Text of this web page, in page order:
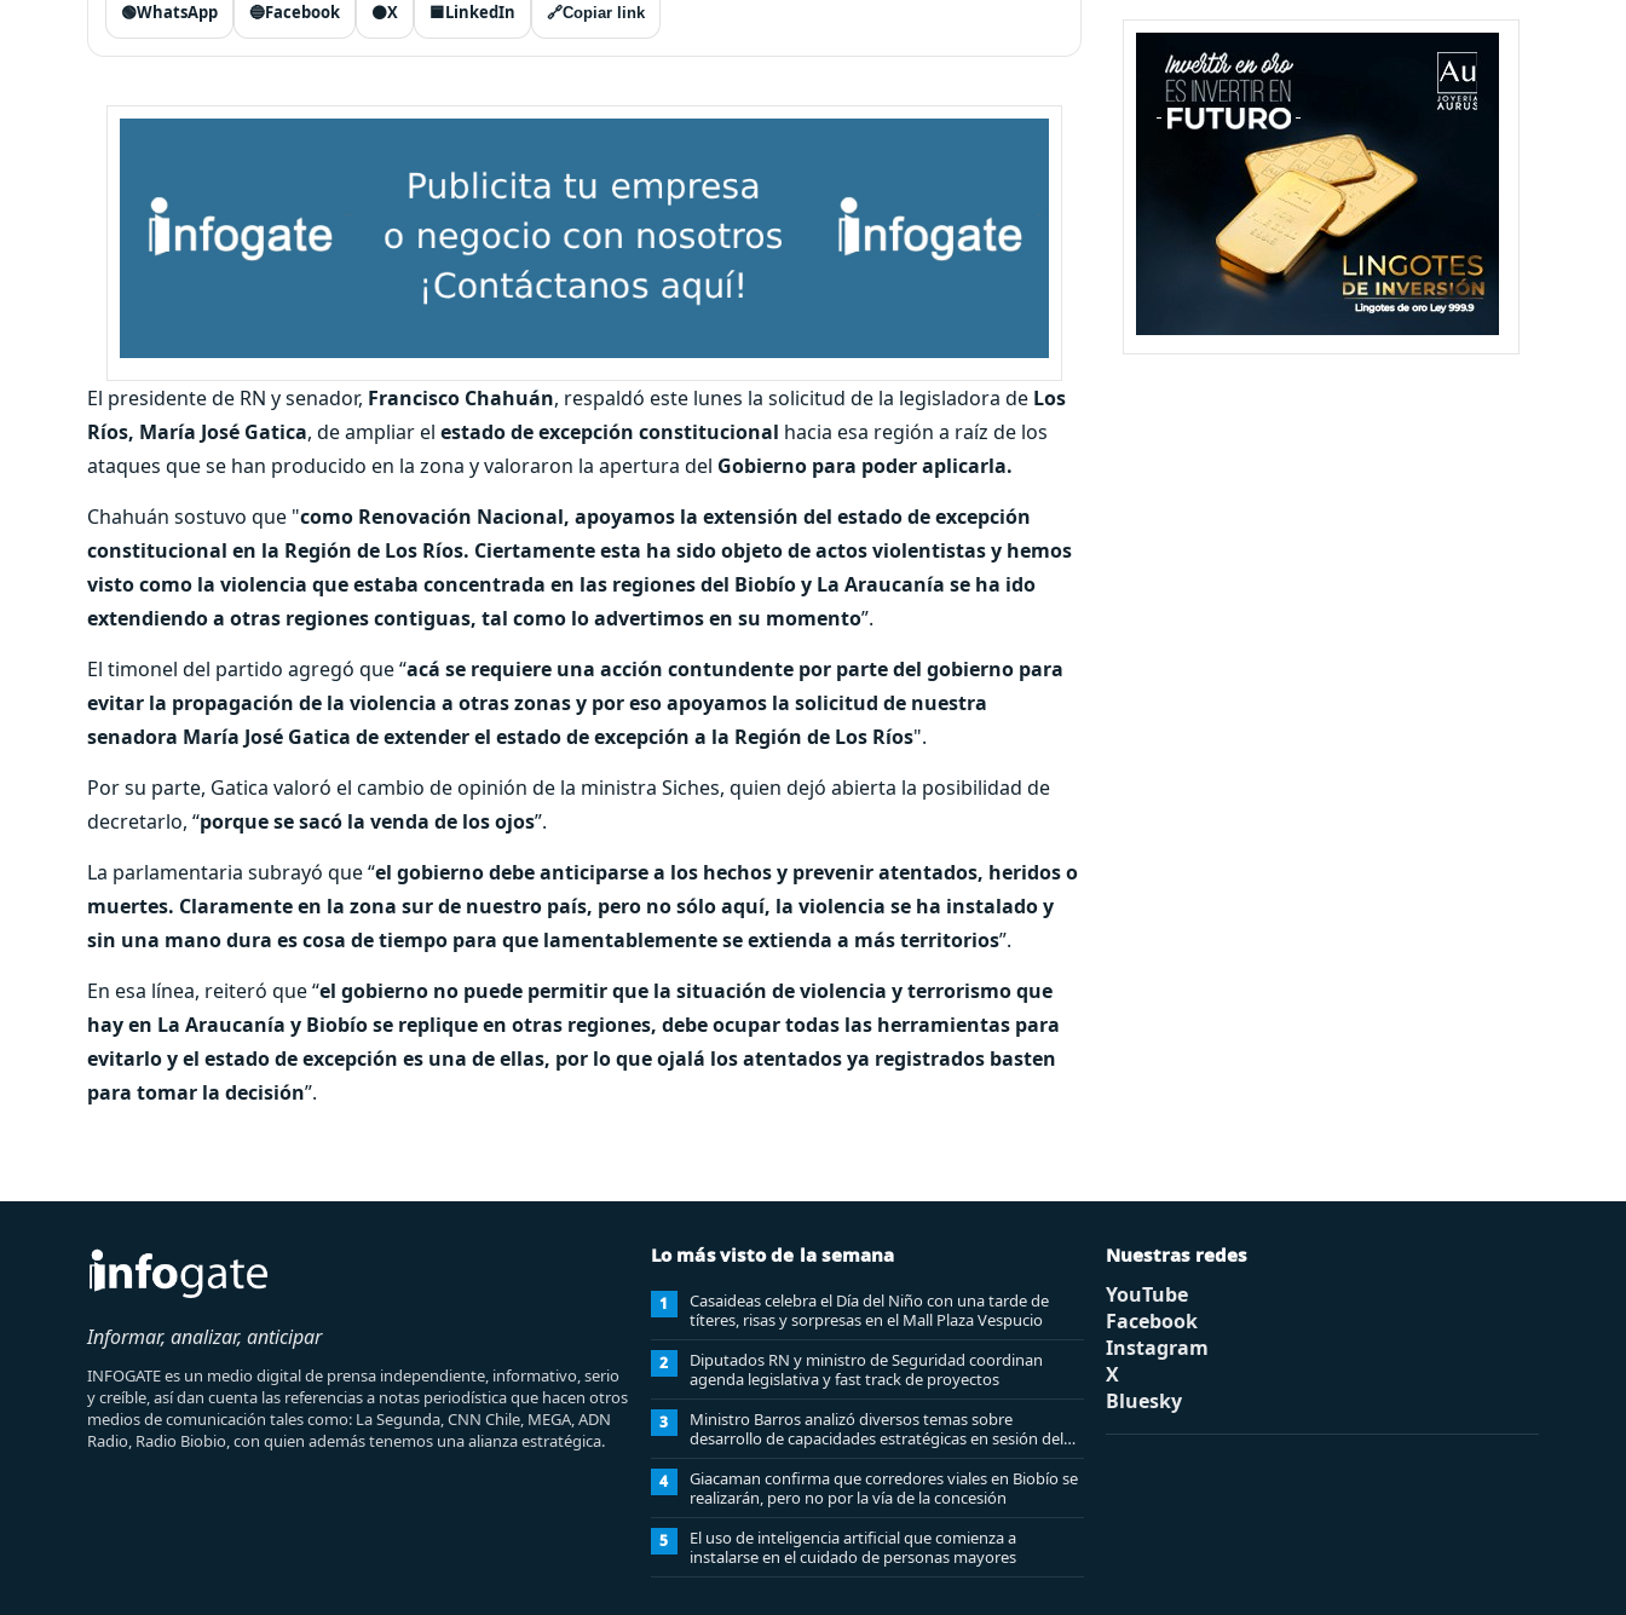
🟢WhatsApp 🔵Facebook ⚫X 🟦LinkedIn 🔗Copiar link
El presidente de RN y senador, Francisco Chahuán, respaldó este lunes la solicitud de la legisladora de Los
Ríos, María José Gatica, de ampliar el estado de excepción constitucional hacia esa región a raíz de los
ataques que se han producido en la zona y valoraron la apertura del Gobierno para poder aplicarla.
Chahuán sostuvo que "como Renovación Nacional, apoyamos la extensión del estado de excepción
constitucional en la Región de Los Ríos. Ciertamente esta ha sido objeto de actos violentistas y hemos
visto como la violencia que estaba concentrada en las regiones del Biobío y La Araucanía se ha ido
extendiendo a otras regiones contiguas, tal como lo advertimos en su momento”.
El timonel del partido agregó que “acá se requiere una acción contundente por parte del gobierno para
evitar la propagación de la violencia a otras zonas y por eso apoyamos la solicitud de nuestra
senadora María José Gatica de extender el estado de excepción a la Región de Los Ríos".
Por su parte, Gatica valoró el cambio de opinión de la ministra Siches, quien dejó abierta la posibilidad de
decretarlo, “porque se sacó la venda de los ojos”.
La parlamentaria subrayó que “el gobierno debe anticiparse a los hechos y prevenir atentados, heridos o
muertes. Claramente en la zona sur de nuestro país, pero no sólo aquí, la violencia se ha instalado y
sin una mano dura es cosa de tiempo para que lamentablemente se extienda a más territorios”.
En esa línea, reiteró que “el gobierno no puede permitir que la situación de violencia y terrorismo que
hay en La Araucanía y Biobío se replique en otras regiones, debe ocupar todas las herramientas para
evitarlo y el estado de excepción es una de ellas, por lo que ojalá los atentados ya registrados basten
para tomar la decisión”.
Informar, analizar, anticipar
INFOGATE es un medio digital de prensa independiente, informativo, serio
y creíble, así dan cuenta las referencias a notas periodística que hacen otros
medios de comunicación tales como: La Segunda, CNN Chile, MEGA, ADN
Radio, Radio Biobio, con quien además tenemos una alianza estratégica.
Lo más visto de la semana
1
Casaideas celebra el Día del Niño con una tarde de
títeres, risas y sorpresas en el Mall Plaza Vespucio
2
Diputados RN y ministro de Seguridad coordinan
agenda legislativa y fast track de proyectos
3
Ministro Barros analizó diversos temas sobre
desarrollo de capacidades estratégicas en sesión del
Consejo de Política Espacial
4
Giacaman confirma que corredores viales en Biobío se
realizarán, pero no por la vía de la concesión
5
El uso de inteligencia artificial que comienza a
instalarse en el cuidado de personas mayores
Nuestras redes
YouTube
Facebook
Instagram
X
Bluesky